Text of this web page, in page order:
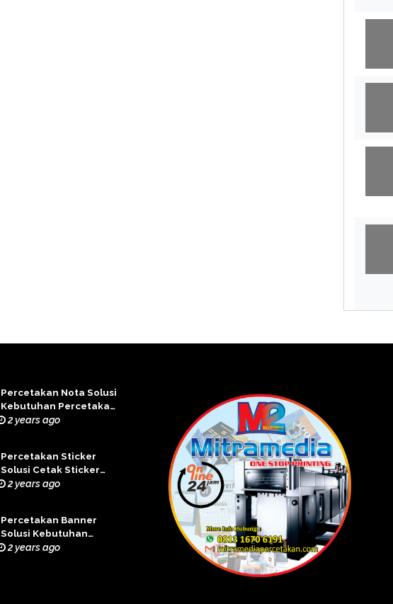
Percetakan Nota Solusi
Kebutuhan Percetakan
Terbaik
2 years ago
Percetakan Sticker
Solusi Cetak Sticker
Profesional
2 years ago
Percetakan Banner
Solusi Kebutuhan
Cetak Banner Terbaik
2 years ago